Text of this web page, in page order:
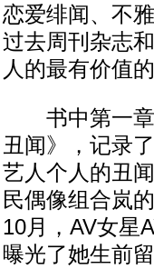
恋爱绯闻、不
过去周刊杂志
人的最有价值
书中第一章
丑闻》，记录
艺人个人的丑
民偶像组合岚
10月，AV女星
曝光了她生前